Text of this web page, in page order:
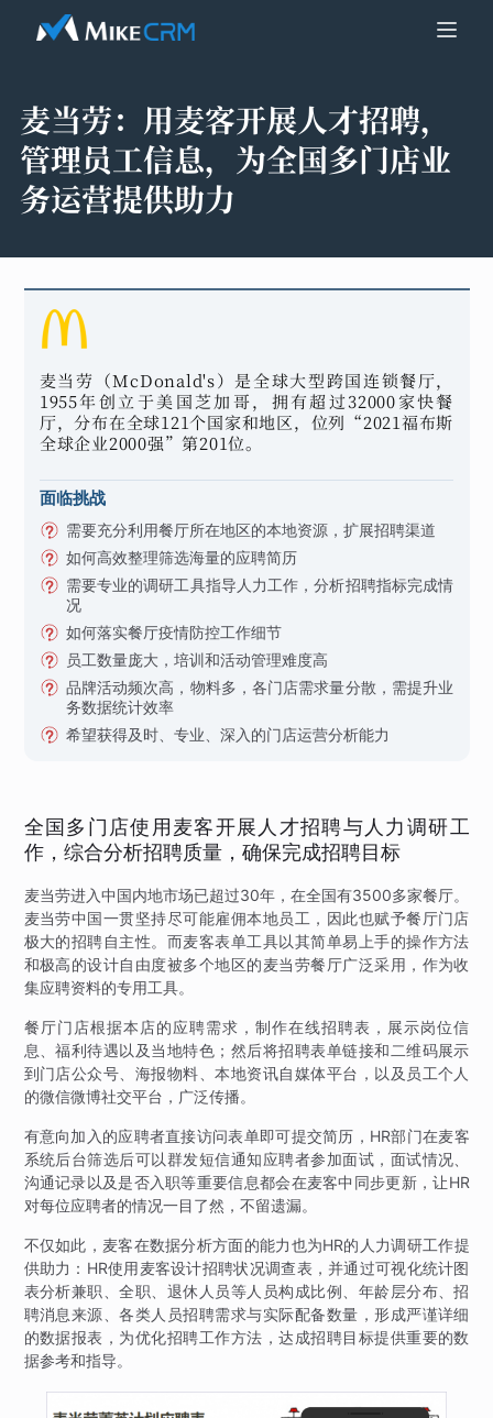
麦当劳： 用麦客开展人才招聘，
管理员工信息，为全国多门店业
务运营提供助力
麦当劳（McDonald's）是全球大型跨国连锁餐厅，
1955年创立于美国芝加哥，拥有超过32000家快餐
厅，分布在全球121个国家和地区，位列“2021福布斯
全球企业2000强”第201位。
面临挑战
需要充分利用餐厅所在地区的本地资源，扩展招聘渠道
如何高效整理筛选海量的应聘简历
需要专业的调研工具指导人力工作，分析招聘指标完成情
况
如何落实餐厅疫情防控工作细节
员工数量庞大，培训和活动管理难度高
品牌活动频次高，物料多，各门店需求量分散，需提升业
务数据统计效率
希望获得及时、专业、深入的门店运营分析能力
全国多门店使用麦客开展人才招聘与人力调研工
作，综合分析招聘质量，确保完成招聘目标
麦当劳进入中国内地市场已超过30年，在全国有3500多家餐厅。
麦当劳中国一贯坚持尽可能雇佣本地员工，因此也赋予餐厅门店
极大的招聘自主性。而麦客表单工具以其简单易上手的操作方法
和极高的设计自由度被多个地区的麦当劳餐厅广泛采用，作为收
集应聘资料的专用工具。
餐厅门店根据本店的应聘需求，制作在线招聘表，展示岗位信
息、福利待遇以及当地特色；然后将招聘表单链接和二维码展示
到门店公众号、海报物料、本地资讯自媒体平台，以及员工个人
的微信微博社交平台，广泛传播。
有意向加入的应聘者直接访问表单即可提交简历，HR部门在麦客
系统后台筛选后可以群发短信通知应聘者参加面试，面试情况、
沟通记录以及是否入职等重要信息都会在麦客中同步更新，让HR
对每位应聘者的情况一目了然，不留遗漏。
不仅如此，麦客在数据分析方面的能力也为HR的人力调研工作提
供助力：HR使用麦客设计招聘状况调查表，并通过可视化统计图
表分析兼职、全职、退休人员等人员构成比例、年龄层分布、招
聘消息来源、各类人员招聘需求与实际配备数量，形成严谨详细
的数据报表，为优化招聘工作方法，达成招聘目标提供重要的数
据参考和指导。